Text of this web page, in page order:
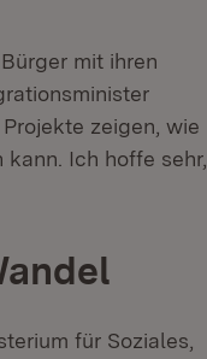
mit ihren
zeigen, wie
Ich hoffe sehr,
für Soziales,